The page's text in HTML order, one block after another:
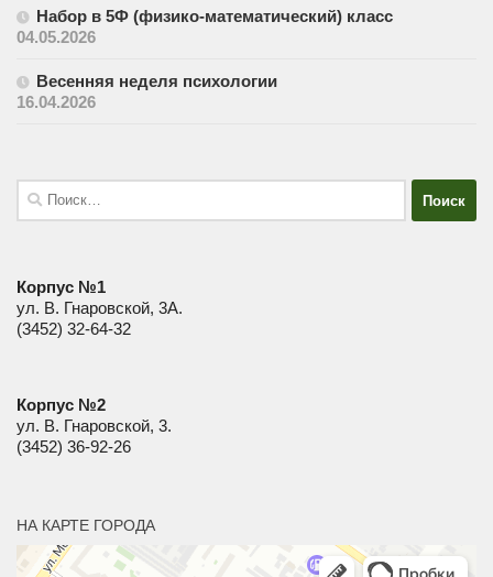
Набор в 5Ф (физико-математический) класс
04.05.2026
Весенняя неделя психологии
16.04.2026
Найти:
Корпус №1
ул. В. Гнаровской, 3А.
(3452) 32-64-32
Корпус №2
ул. В. Гнаровской, 3.
(3452) 36-92-26
НА КАРТЕ ГОРОДА